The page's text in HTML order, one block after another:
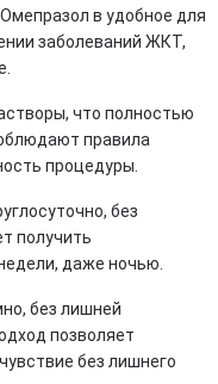
в удобное для
заболеваний ЖКТ,
что полностью
правила
процедуры.
без
получить
даже ночью.
без лишней
позволяет
без лишнего